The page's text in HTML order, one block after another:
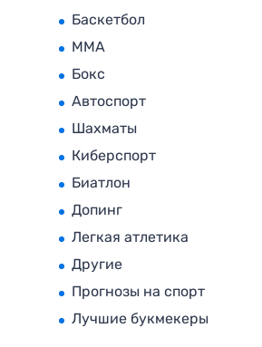
Баскетбол
MMA
Бокс
Автоспорт
Шахматы
Киберспорт
Биатлон
Допинг
Легкая атлетика
Другие
Прогнозы на спорт
Лучшие букмекеры